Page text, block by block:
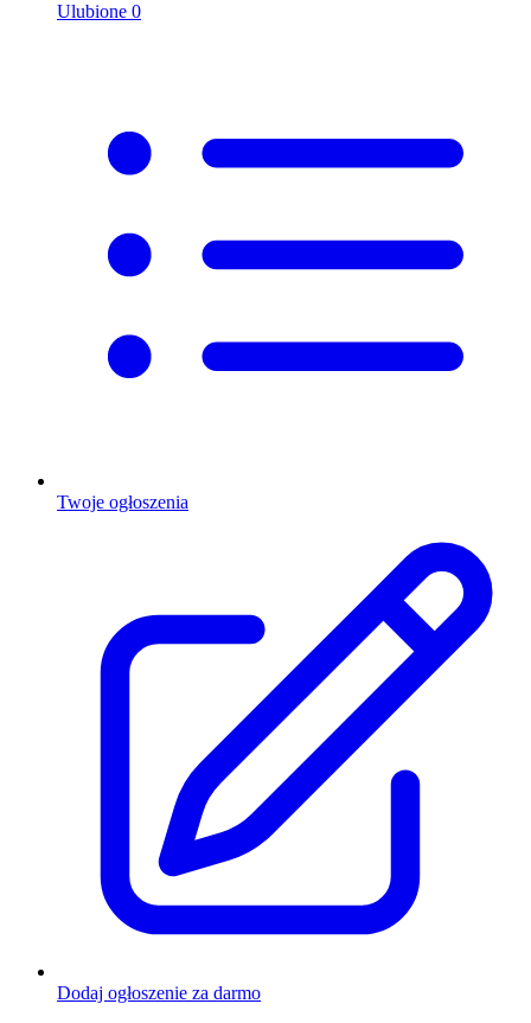
Ulubione 0
Twoje ogłoszenia
Dodaj ogłoszenie za darmo